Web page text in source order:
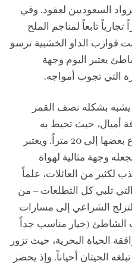
السعوديين لعقود. وفي
تابعاً لمناجم الملح
قوارب الداو الخشبية ترسو
يعتبر اليوم وجهة
التي تجوب أمواجه.
بشكله نصف القمر
أميال، حيث تحيط به
بحيرات جافة وكثبان يصل ارتفاع بعضها إلى 20 متراً. ويعتبر
وجهة مثالية لهواة
لكثير من العائلات، علماً
تلبي كل التطلعات – من
الشراعي إلى مسارات
الشاطئ (خيار مناسب جداً
الحياة البحرية، حيث تزور
الحيتان أحياناً. وإذ يحضر